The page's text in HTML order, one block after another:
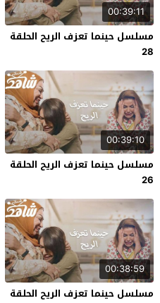
00:39:11
مسلسل حينما تعزف الريح الحلقة
28
00:39:10
مسلسل حينما تعزف الريح الحلقة
26
00:38:59
مسلسل حينما تعزف الريح الحلقة